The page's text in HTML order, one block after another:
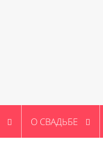
О СВАДЬБЕ